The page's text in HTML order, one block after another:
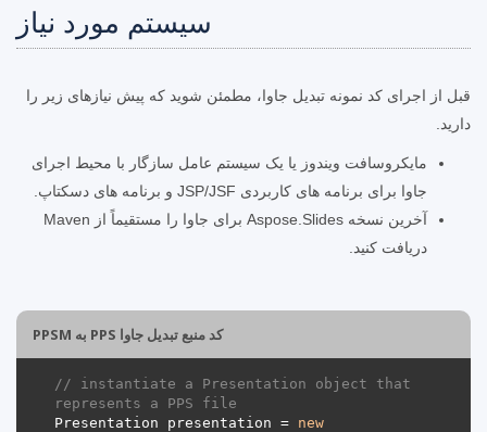
سیستم مورد نیاز
قبل از اجرای کد نمونه تبدیل جاوا، مطمئن شوید که پیش نیازهای زیر را
دارید.
مایکروسافت ویندوز یا یک سیستم عامل سازگار با محیط اجرای
جاوا برای برنامه های کاربردی JSP/JSF و برنامه های دسکتاپ.
آخرین نسخه Aspose.Slides برای جاوا را مستقیماً از Maven
دریافت کنید.
کد منبع تبدیل جاوا PPS به PPSM
// instantiate a Presentation object that
represents a PPS file
Presentation presentation = new